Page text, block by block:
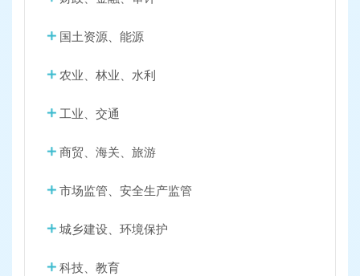
国土资源、能源
农业、林业、水利
工业、交通
商贸、海关、旅游
市场监管、安全生产监管
城乡建设、环境保护
科技、教育